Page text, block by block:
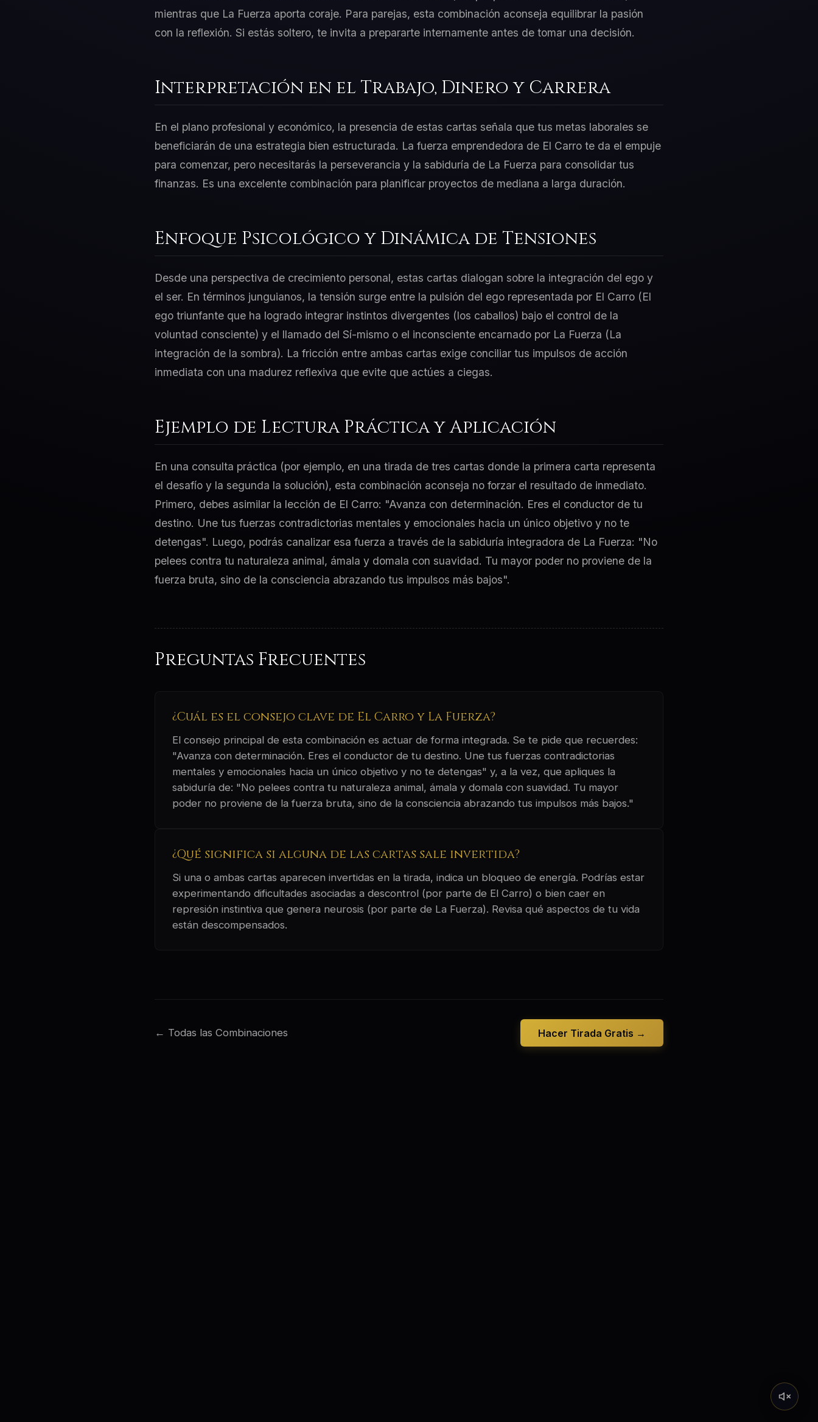
mientras que La Fuerza aporta coraje. Para parejas, esta combinación aconseja equilibrar la pasión
con la reflexión. Si estás soltero, te invita a prepararte internamente antes de tomar una decisión.
Interpretación en el Trabajo, Dinero y Carrera
En el plano profesional y económico, la presencia de estas cartas señala que tus metas laborales se
beneficiarán de una estrategia bien estructurada. La fuerza emprendedora de El Carro te da el empuje
para comenzar, pero necesitarás la perseverancia y la sabiduría de La Fuerza para consolidar tus
finanzas. Es una excelente combinación para planificar proyectos de mediana a larga duración.
Enfoque Psicológico y Dinámica de Tensiones
Desde una perspectiva de crecimiento personal, estas cartas dialogan sobre la integración del ego y
el ser. En términos junguianos, la tensión surge entre la pulsión del ego representada por El Carro (El
ego triunfante que ha logrado integrar instintos divergentes (los caballos) bajo el control de la
voluntad consciente) y el llamado del Sí-mismo o el inconsciente encarnado por La Fuerza (La
integración de la sombra). La fricción entre ambas cartas exige conciliar tus impulsos de acción
inmediata con una madurez reflexiva que evite que actúes a ciegas.
Ejemplo de Lectura Práctica y Aplicación
En una consulta práctica (por ejemplo, en una tirada de tres cartas donde la primera carta representa
el desafío y la segunda la solución), esta combinación aconseja no forzar el resultado de inmediato.
Primero, debes asimilar la lección de El Carro: "Avanza con determinación. Eres el conductor de tu
destino. Une tus fuerzas contradictorias mentales y emocionales hacia un único objetivo y no te
detengas". Luego, podrás canalizar esa fuerza a través de la sabiduría integradora de La Fuerza: "No
pelees contra tu naturaleza animal, ámala y domala con suavidad. Tu mayor poder no proviene de la
fuerza bruta, sino de la consciencia abrazando tus impulsos más bajos".
Preguntas Frecuentes
¿Cuál es el consejo clave de El Carro y La Fuerza?
El consejo principal de esta combinación es actuar de forma integrada. Se te pide que recuerdes:
"Avanza con determinación. Eres el conductor de tu destino. Une tus fuerzas contradictorias
mentales y emocionales hacia un único objetivo y no te detengas" y, a la vez, que apliques la
sabiduría de: "No pelees contra tu naturaleza animal, ámala y domala con suavidad. Tu mayor
poder no proviene de la fuerza bruta, sino de la consciencia abrazando tus impulsos más bajos."
¿Qué significa si alguna de las cartas sale invertida?
Si una o ambas cartas aparecen invertidas en la tirada, indica un bloqueo de energía. Podrías estar
experimentando dificultades asociadas a descontrol (por parte de El Carro) o bien caer en
represión instintiva que genera neurosis (por parte de La Fuerza). Revisa qué aspectos de tu vida
están descompensados.
← Todas las Combinaciones Hacer Tirada Gratis →